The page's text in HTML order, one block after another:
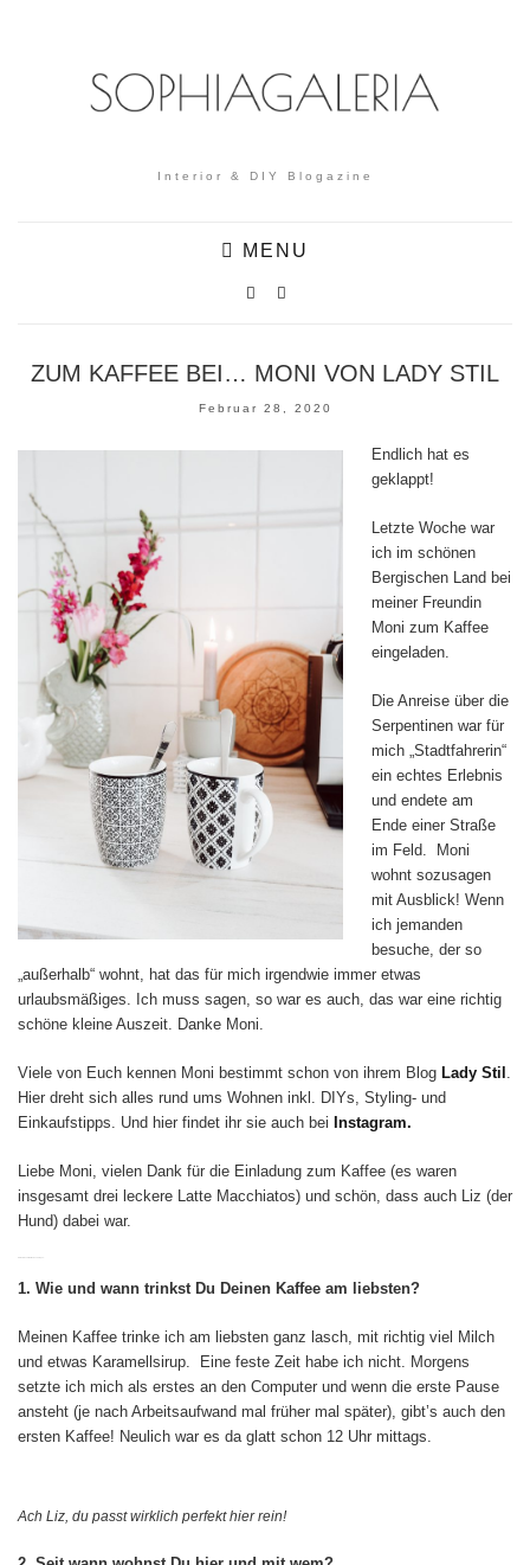
Interior & DIY Blogazine
MENU
ZUM KAFFEE BEI… MONI VON LADY STIL
Februar 28, 2020
Endlich hat es
geklappt!
Letzte Woche war
ich im schönen
Bergischen Land bei
meiner Freundin
Moni zum Kaffee
eingeladen.
Die Anreise über die
Serpentinen war für
mich „Stadtfahrerin“
ein echtes Erlebnis
und endete am
Ende einer Straße
im Feld. Moni
wohnt sozusagen
mit Ausblick! Wenn
ich jemanden
besuche, der so
„außerhalb“ wohnt, hat das für mich irgendwie immer etwas
urlaubsmäßiges. Ich muss sagen, so war es auch, das war eine richtig
schöne kleine Auszeit. Danke Moni.
Viele von Euch kennen Moni bestimmt schon von ihrem Blog Lady Stil .
Hier dreht sich alles rund ums Wohnen inkl. DIYs, Styling- und
Einkaufstipps. Und hier findet ihr sie auch bei Instagram.
Liebe Moni, vielen Dank für die Einladung zum Kaffee (es waren
insgesamt drei leckere Latte Macchiatos) und schön, dass auch Liz (der
Hund) dabei war.
1. Wie und wann trinkst Du Deinen Kaffee am liebsten?
Meinen Kaffee trinke ich am liebsten ganz lasch, mit richtig viel Milch
und etwas Karamellsirup. Eine feste Zeit habe ich nicht. Morgens
setzte ich mich als erstes an den Computer und wenn die erste Pause
ansteht (je nach Arbeitsaufwand mal früher mal später), gibt’s auch den
ersten Kaffee! Neulich war es da glatt schon 12 Uhr mittags.
Ach Liz, du passt wirklich perfekt hier rein!